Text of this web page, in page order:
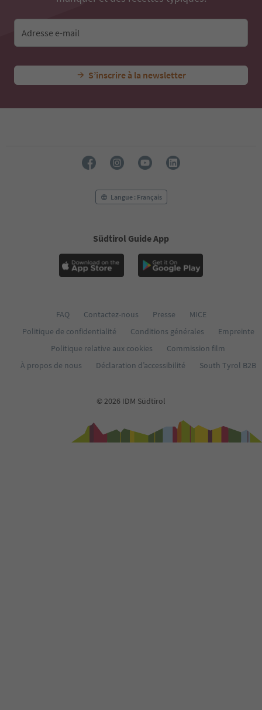
Adresse e-mail
S’inscrire à la newsletter
Langue : Français
Südtirol Guide App
FAQ Contactez-nous Presse
MICE
Politique de confidentialité
Conditions générales
Empreinte
Politique relative aux cookies
Commission film
À propos de nous
Déclaration d’accessibilité South Tyrol B2B
© 2026 IDM Südtirol